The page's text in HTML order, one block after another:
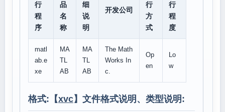
行
程
序
品
名
称
细
说
明
开发公司
行
方
式
行
程
度
matl
ab.e
xe
MA
TL
AB
MA
TL
AB
The Math
Works In
c.
Op
en
Lo
w
格式:【xvc】文件格式说明、类型说明: